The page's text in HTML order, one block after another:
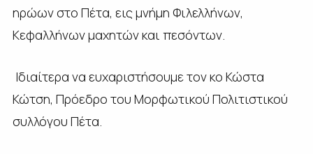
ηρώων στο Πέτα, εις μνήμη Φιλελλήνων,
Κεφαλλήνων μαχητών και πεσόντων.
Ιδιαίτερα να ευχαριστήσουμε τον κο Κώστα
Κώτση, Πρόεδρο του Μορφωτικού Πολιτιστικού
συλλόγου Πέτα.